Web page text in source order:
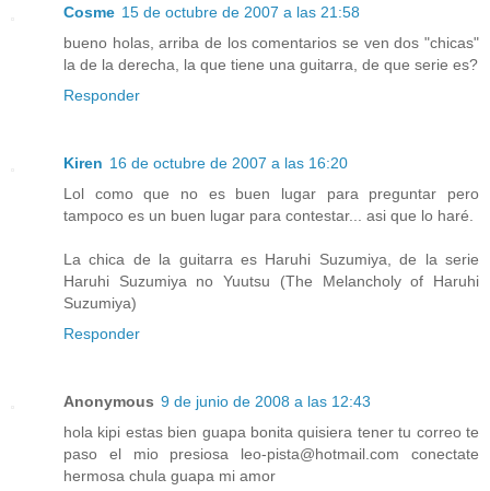
Cosme 15 de octubre de 2007 a las 21:58
bueno holas, arriba de los comentarios se ven dos "chicas"
la de la derecha, la que tiene una guitarra, de que serie es?
Responder
Kiren 16 de octubre de 2007 a las 16:20
Lol como que no es buen lugar para preguntar pero
tampoco es un buen lugar para contestar... asi que lo haré.
La chica de la guitarra es Haruhi Suzumiya, de la serie
Haruhi Suzumiya no Yuutsu (The Melancholy of Haruhi
Suzumiya)
Responder
Anonymous 9 de junio de 2008 a las 12:43
hola kipi estas bien guapa bonita quisiera tener tu correo te
paso el mio presiosa leo-pista@hotmail.com conectate
hermosa chula guapa mi amor